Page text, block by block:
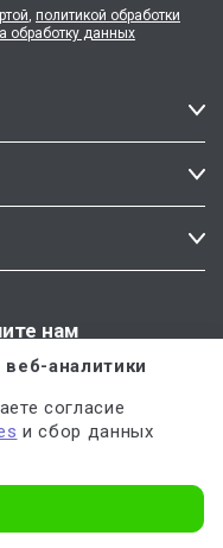
нам
, политикой обработки
обработку данных
аналитики
согласие
и сбор данных